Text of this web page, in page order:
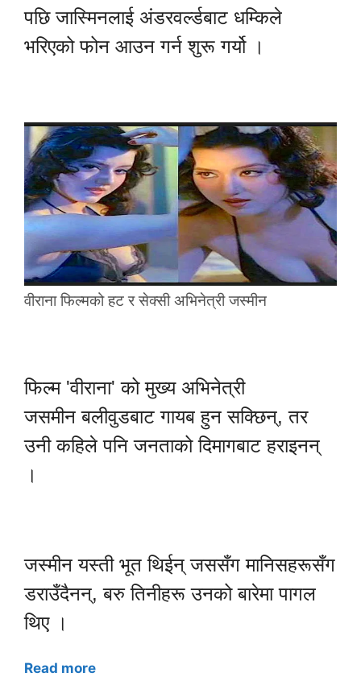
पछि जास्मिनलाई अंडरवर्ल्डबाट धम्किले
भरिएको फोन आउन गर्न शुरू गर्यो ।
वीराना फिल्मको हट र सेक्सी अभिनेत्री जस्मीन
फिल्म 'वीराना' को मुख्य अभिनेत्री
जसमीन बलीवुडबाट गायब हुन सक्छिन्, तर
उनी कहिले पनि जनताको दिमागबाट हराइनन्
।
जस्मीन यस्ती भूत थिईन् जससँग मानिसहरूसँग
डराउँदैनन्, बरु तिनीहरू उनको बारेमा पागल
थिए ।
Read more